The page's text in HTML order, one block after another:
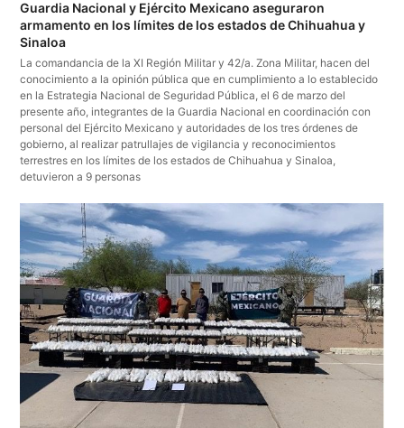
Guardia Nacional y Ejército Mexicano aseguraron
armamento en los límites de los estados de Chihuahua y
Sinaloa
La comandancia de la XI Región Militar y 42/a. Zona Militar, hacen del
conocimiento a la opinión pública que en cumplimiento a lo establecido
en la Estrategia Nacional de Seguridad Pública, el 6 de marzo del
presente año, integrantes de la Guardia Nacional en coordinación con
personal del Ejército Mexicano y autoridades de los tres órdenes de
gobierno, al realizar patrullajes de vigilancia y reconocimientos
terrestres en los límites de los estados de Chihuahua y Sinaloa,
detuvieron a 9 personas